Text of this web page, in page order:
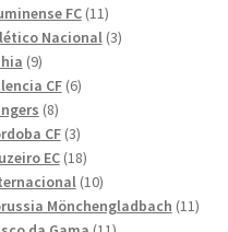
FC 1111
produkter
Nacional 33
99
produkter
CF 66
88
produkter
CF 33
produkter
EC 1818
produkter
1010
produkter
Mönchengladbach 1111